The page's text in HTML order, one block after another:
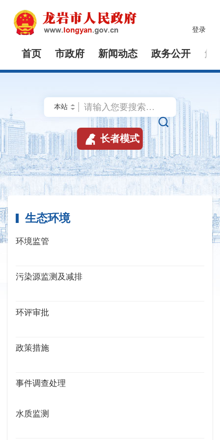
登录
首页 市政府 新闻动态 政务公开 解

 长者模式
生态环境
环境监管
污染源监测及减排
环评审批
政策措施
事件调查处理
水质监测